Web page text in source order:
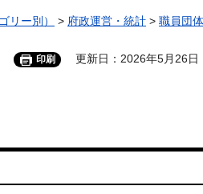
リー別） > 府政運営・統計 > 職員団
印刷 更新日：2026年5月26日